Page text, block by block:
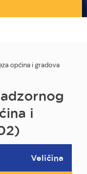
općina i gradova
i
Veličina